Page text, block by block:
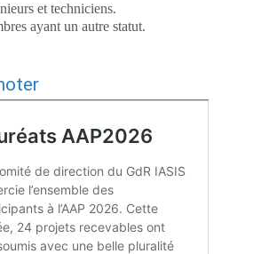
et techniciens.
ayant un autre statut.